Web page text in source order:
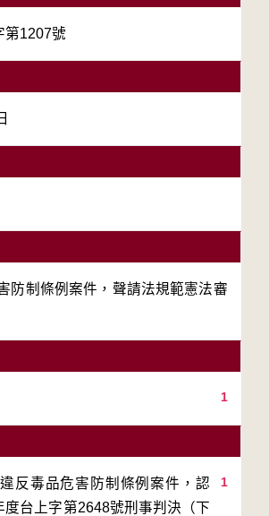
第1207號
防制條例案件，聲請法規範憲法審
1
1
反毒品危害防制條例案件，認
度台上字第2648號刑事判決（下